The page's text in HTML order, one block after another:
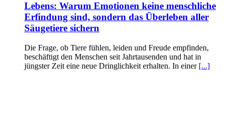
Lebens: Warum Emotionen keine menschliche
Erfindung sind, sondern das Überleben aller
Säugetiere sichern
Die Frage, ob Tiere fühlen, leiden und Freude empfinden,
beschäftigt den Menschen seit Jahrtausenden und hat in
jüngster Zeit eine neue Dringlichkeit erhalten. In einer [...]